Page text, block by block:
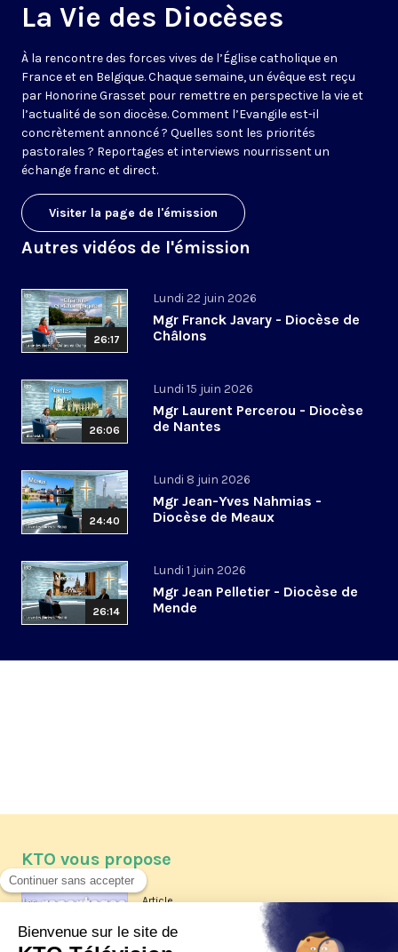
La Vie des Diocèses
À la rencontre des forces vives de l’Église catholique en
France et en Belgique. Chaque semaine, un évêque est reçu
par Honorine Grasset pour remettre en perspective la vie et
l’actualité de son diocèse. Comment l’Evangile est-il
concrètement annoncé ? Quelles sont les priorités
pastorales ? Reportages et interviews nourrissent un
échange franc et direct.
Visiter la page de l'émission
Autres vidéos de l'émission
26:17
Lundi 22 juin 2026
Mgr Franck Javary - Diocèse de
Châlons
26:06
Lundi 15 juin 2026
Mgr Laurent Percerou - Diocèse
de Nantes
24:40
Lundi 8 juin 2026
Mgr Jean-Yves Nahmias -
Diocèse de Meaux
26:14
Lundi 1 juin 2026
Mgr Jean Pelletier - Diocèse de
Mende
KTO vous propose
Article
Les reportages d'été 2026 de KTO